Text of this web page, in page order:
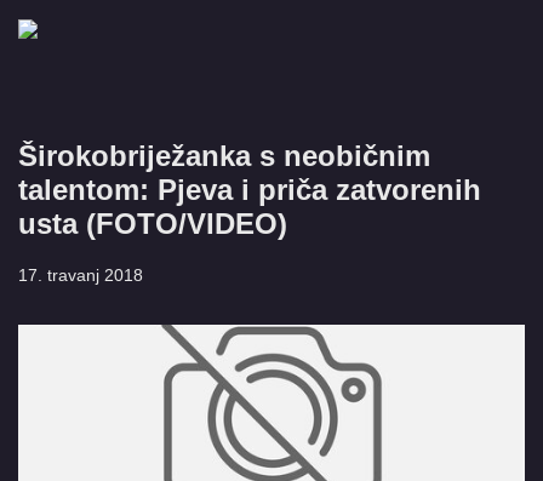
Širokobriježanka s neobičnim
talentom: Pjeva i priča zatvorenih
usta (FOTO/VIDEO)
17. travanj 2018